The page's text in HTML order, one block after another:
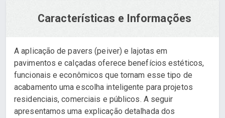
Características e Informações
A aplicação de pavers (peiver) e lajotas em
pavimentos e calçadas oferece benefícios estéticos,
funcionais e econômicos que tornam esse tipo de
acabamento uma escolha inteligente para projetos
residenciais, comerciais e públicos. A seguir
apresentamos uma explicação detalhada dos